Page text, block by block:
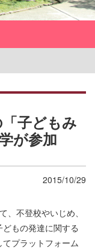
子どもみ
が参加
2015/10/29
不登校やいじめ、
もの発達に関する
プラットフォーム